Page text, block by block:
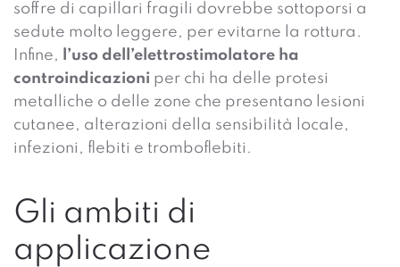
soffre di capillari fragili dovrebbe sottoporsi a
sedute molto leggere, per evitarne la rottura.
Infine,
l’uso dell’elettrostimolatore ha
controindicazioni per chi ha delle protesi
metalliche o delle zone che presentano lesioni
cutanee, alterazioni della sensibilità locale,
infezioni, flebiti e tromboflebiti.
Gli ambiti di
applicazione